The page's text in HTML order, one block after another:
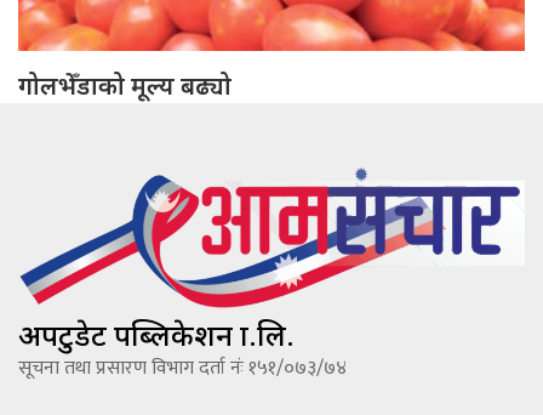
गोलभेँडाको मूल्य बढ्यो
अपटुडेट पब्लिकेशन प्रा.लि.
सूचना तथा प्रसारण विभाग दर्ता नंः १५१/०७३/७४